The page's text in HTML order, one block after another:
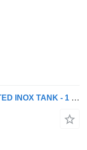
MAN TGS 26.360 15000L INSULATED INOX TANK - 1 COMP - INTARDER